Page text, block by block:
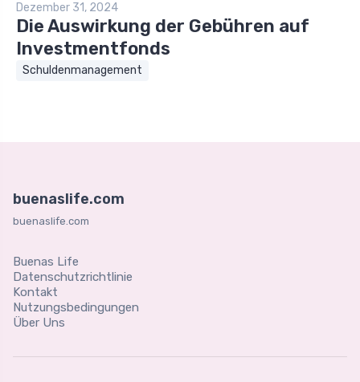
Dezember 31, 2024
Die Auswirkung der Gebühren auf
Investmentfonds
Schuldenmanagement
buenaslife.com
buenaslife.com
Buenas Life
Datenschutzrichtlinie
Kontakt
Nutzungsbedingungen
Über Uns